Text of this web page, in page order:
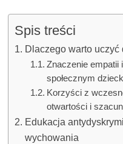
Spis treści
Dlaczego warto
Znaczenie empatii
społecznym
Korzyści z
otwartości i
Edukacja
wychowania